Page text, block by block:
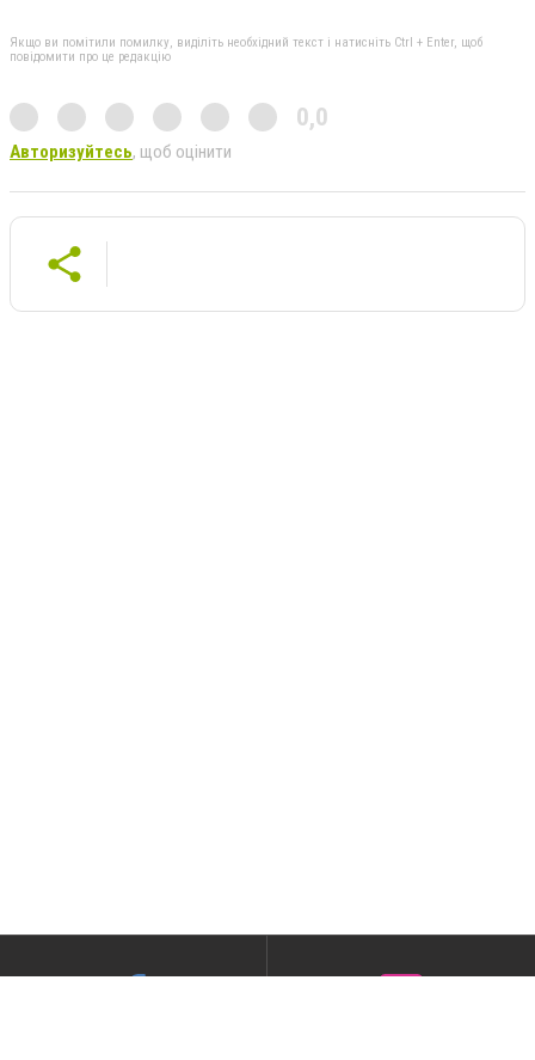
Якщо ви помітили помилку, виділіть необхідний текст і натисніть Ctrl + Enter, щоб
повідомити про це редакцію
0,0
Авторизуйтесь, щоб оцінити